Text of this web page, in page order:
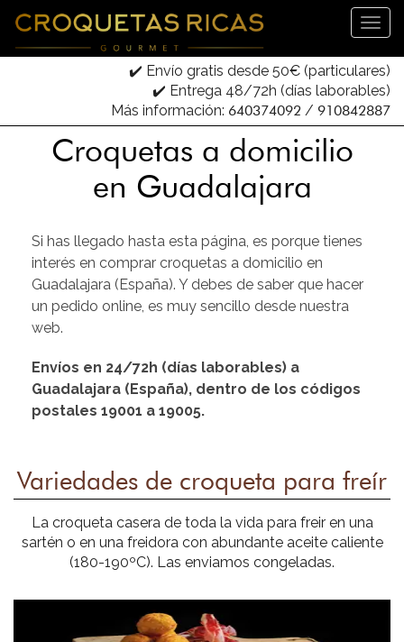
✔️ Envío gratis desde 50€ (particulares)
✔️ Entrega 48/72h (días laborables)
Más información: 640374092 / 910842887
Croquetas a domicilio
en Guadalajara
Si has llegado hasta esta página, es porque tienes
interés en comprar croquetas a domicilio en
Guadalajara (España). Y debes de saber que hacer
un pedido online, es muy sencillo desde nuestra
web.
Envíos en 24/72h (días laborables) a
Guadalajara (España), dentro de los códigos
postales 19001 a 19005.
Variedades de croqueta para freír
La croqueta casera de toda la vida para freir en una
sartén o en una freidora con abundante aceite caliente
(180-190ºC). Las enviamos congeladas.